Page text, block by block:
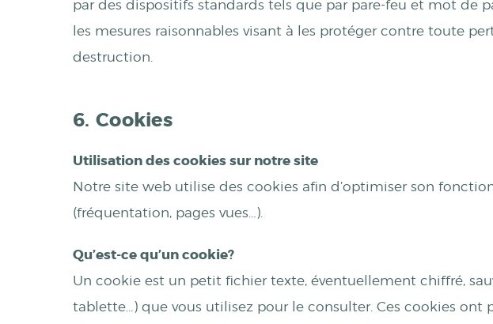
par des dispositifs standards tels que par pare-feu et mot de
les mesures raisonnables visant à les protéger contre toute
destruction.
6. Cookies
Utilisation des cookies sur notre site
Notre site web utilise des cookies afin d’optimiser son
(fréquentation, pages vues…).
Qu’est-ce qu’un cookie?
Un cookie est un petit fichier texte, éventuellement chiffré,
tablette…) que vous utilisez pour le consulter. Ces cookies ont